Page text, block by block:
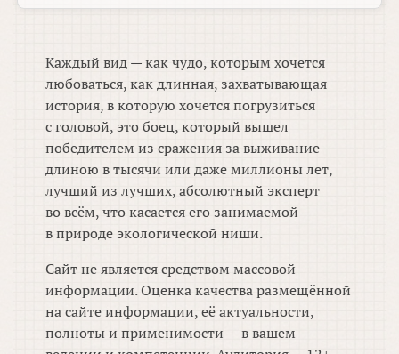
Каждый вид — как чудо, которым хочется
любоваться, как длинная, захватывающая
история, в которую хочется погрузиться
с головой, это боец, который вышел
победителем из сражения за выживание
длиною в тысячи или даже миллионы лет,
лучший из лучших, абсолютный эксперт
во всём, что касается его занимаемой
в природе экологической ниши.
Сайт не является средством массовой
информации. Оценка качества размещённой
на сайте информации, её актуальности,
полноты и применимости — в вашем